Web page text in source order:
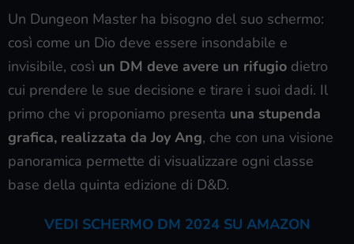
Un Dungeon Master ha bisogno del suo schermo:
così come un Dio deve essere insondabile e
invisibile, così un DM deve avere un rifugio dietro
cui prendere le sue decisione e tirare i suoi dadi. Il
primo che vi proponiamo presenta una stupenda
grafica, realizzata da Joy Ang, che con una visione
panoramica permette di visualizzare ogni classe
base della quinta edizione di D&D.
VEDI SCHERMO DM 2024 SU AMAZON